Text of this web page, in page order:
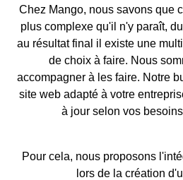
Chez Mango, nous savons que
plus complexe qu'il n'y paraît,
au résultat final il existe une
de choix à faire. Nous
accompagner à les faire. Notre
site web adapté à votre
à jour selon vos
Pour cela, nous proposons
lors de la création